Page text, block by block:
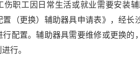
职工因日常生活或就业需要安装
置（更换）辅助器具申请表》，经
行配置。辅助器具需要维修或更换的
行。